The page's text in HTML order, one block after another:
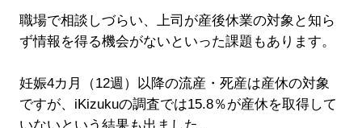
職場で相談しづらい、上司が産後休業の対象と知ら
ず情報を得る機会がないといった課題もあります。
妊娠4カ月（12週）以降の流産・死産は産休の対象
ですが、iKizukuの調査では15.8％が産休を取得して